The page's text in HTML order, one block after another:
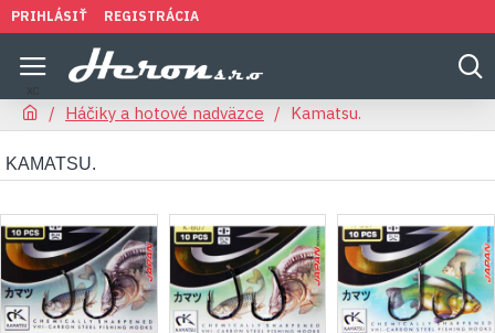
PRIHLÁSIŤ REGISTRÁCIA
Háčiky a hotové nadväzce Kamatsu.
KAMATSU.